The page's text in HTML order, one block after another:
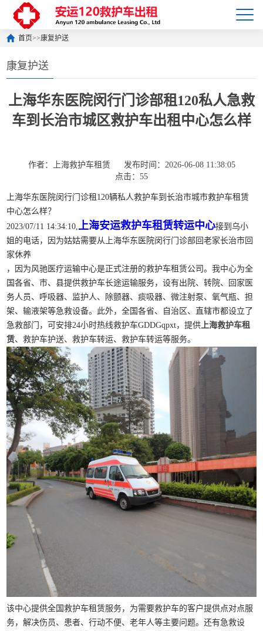
首页>>康复护送
康复护送
上海华东医院闵行门诊部租120私人急救
车到长治市城区救护车出租中心怎么样
作者：上海救护车租赁
发布时间：2026-06-08 11:38:05
点击：55
上海华东医院闵行门诊租120辆私人救护车到长治市城市救护车租赁
中心怎么样？
2023/07/11 14:34:10,上海安运救护车租赁转运中心接到乌小
姐的电话，因为姑姑需要从上海华东医院闵行门诊部回老家长治市回
家休养
，因为风驰医疗运输中心是正式注册的救护车租赁公司。我中心为全
国各省、市、县提供救护车长途运输服务，设有出院、转院、回家医
务人员、呼吸器、监护人、除颤器、痰吸器、微注射泵、氧气瓶、担
架、输液架等急救设备。此外，全国各省、自治区、直辖市都设立了
急救部门，可安排24小时热线救护车GDDGqpxt，提供上海救护车租
赁、救护车护送、救护车转运、救护车转运等服务。
该中心提供全国救护车租赁服务，为需要救护车的客户提供点对点服
务，解决伤员、患者、行动不便、老年人等主要问题。还有急救设